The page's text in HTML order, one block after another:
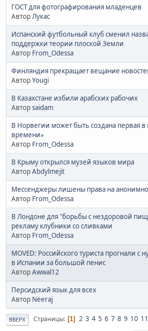
ГОСТ для фотографирования младенцев
Автор Лукас
Испанский футбольный клуб сменил
поддержки теории плоской Земли
Автор From_Odessa
Финляндия прекращает вещание
АвторYougi
В Казахстане избили арабских рабочих
Авторsaidam
В Норвегии может быть создана первая в
времени»
Автор From_Odessa
В Крыму открылся музей языков мира
АвторAbdylmejit
Мессенджеры лишены права на
Автор From_Odessa
В Лондоне для "борьбы с нездоровой
рекламу клубники со сливками
Автор From_Odessa
MOVED: Российского туриста прогнали с
в Испании за большой пенис
АвторAwwal12
Персидский язык для всех
Автор Neeraj
ВВЕРХ Страницы 1 2 3 4 5 6 7 8 9 10 11